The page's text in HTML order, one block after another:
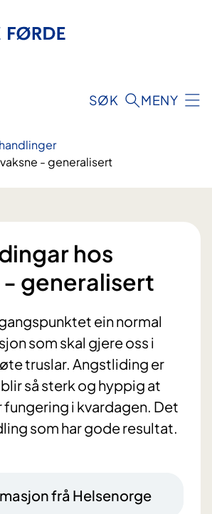
SØK MENY
- generalisert
hos
- generalisert
ein normal
som skal gjere oss i
truslar. Angstliding er
så sterk og hyppig at
fungering i kvardagen. Det
som har gode resultat.
frå Helsenorge